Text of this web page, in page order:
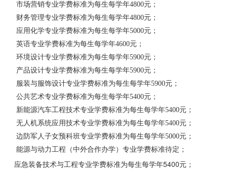
市场营销专业学费标准为每生每学年4800元；
财务管理专业学费标准为每生每学年4800元；
应用化学专业学费标准为每生每学年5000元；
英语专业学费标准为每生每学年4600元；
环境设计专业学费标准为每生每学年5900元；
产品设计专业学费标准为每生每学年5900元；
服装与服饰设计专业学费标准为每生每学年5900元；
公共艺术专业学费标准为每生每学年5400元；
新能源汽车工程技术专业学费标准为每生每学年5400元；
无人机系统应用技术专业学费标准为每生每学年5400元；
边防军人子女预科班专业学费标准为每生每学年5000元；
能源与动力工程（中外合作办学）专业学费标准待定；
应急装备技术与工程专业学费标准为每生每学年5400元；